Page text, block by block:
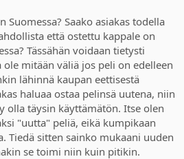
Saako asiakas todella
että ostettu kappale on
Tässähän voidaan tietysti
mitään väliä jos peli on edelleen
lähinnä kaupan eettisestä
haluaa ostaa pelinsä uutena, niin
olla täysin käyttämätön. Itse olen
"uutta" peliä, eikä kumpikaan
Tiedä sitten sainko mukaani uuden
se toimi niin kuin pitikin.